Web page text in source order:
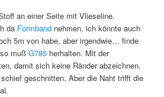
an einer Seite mit Vlieseline.
da Formband nehmen, ich könnte auch
5m von habe, aber irgendwie… finde
mußG785 herhalten. Mit der
damit sich keine Ränder abzeichnen.
geschnitten. Aber die Naht trifft die